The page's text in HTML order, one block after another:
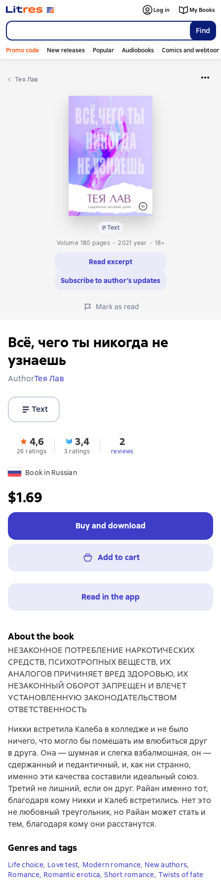
Find
Log in My Books
Promo code New releases Popular Audiobooks Comics and
Тея Лав
Text
Volume 180 pages
2021 year 18+
Read excerpt
Subscribe to author’s updates
Mark as read
Всё, чего ты никогда не
узнаешь
AuthorТея Лав
Text
4,6
26 ratings
3,4
3 ratings
2
reviews
Book in Russian
$1.69
Buy and download
Add to cart
Read in the app
About the book
НЕЗАКОННОЕ ПОТРЕБЛЕНИЕ НАРКОТИЧЕСКИХ
СРЕДСТВ, ПСИХОТРОПНЫХ ВЕЩЕСТВ, ИХ
АНАЛОГОВ ПРИЧИНЯЕТ ВРЕД ЗДОРОВЬЮ, ИХ
НЕЗАКОННЫЙ ОБОРОТ ЗАПРЕЩЕН И ВЛЕЧЕТ
УСТАНОВЛЕННУЮ ЗАКОНОДАТЕЛЬСТВОМ
ОТВЕТСТВЕННОСТЬ
Никки встретила Калеба в колледже и не было
ничего, что могло бы помешать им влюбиться друг
в друга. Она — шумная и слегка взбалмошная, он —
сдержанный и педантичный, и, как ни странно,
именно эти качества составили идеальный союз.
Третий не лишний, если он друг. Райан именно тот,
благодаря кому Никки и Калеб встретились. Нет это
не любовный треугольник, но Райан может стать и
тем, благодаря кому они расстанутся.
Genres and tags
Life choice, Love test, Modern romance, New authors,
Romance, Romantic erotica, Short romance, Twists of fate